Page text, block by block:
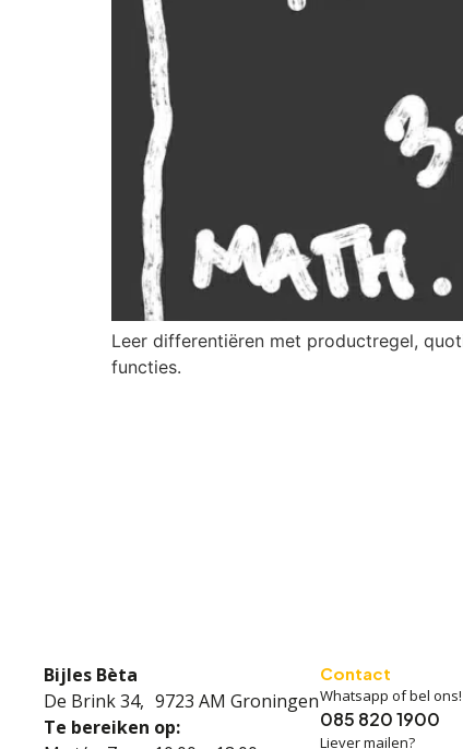
Leer differentiëren met productregel,
functies.
Bijles Bèta
De Brink 34, 9723 AM Groningen
Te bereiken op:
Contact
Whatsapp of bel ons!
085 820 1900
Liever mailen?